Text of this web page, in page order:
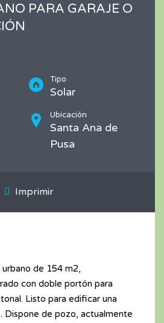
PARA GARAJE O
Tipo
Solar
Ubicación
Santa Ana de
Pusa
Imprimir
de 154 m2,
con doble portón para
Listo para edificar una
Dispone de pozo, actualmente